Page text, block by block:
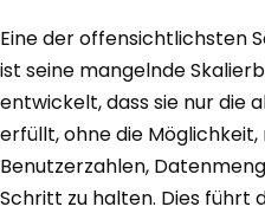
Eine der offensichtlichsten
ist seine mangelnde
entwickelt, dass sie nur die
erfüllt, ohne die
Benutzerzahlen,
Schritt zu halten. Dies führt